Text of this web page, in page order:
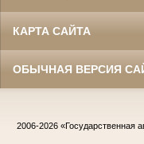
КАРТА САЙТА
ОБЫЧНАЯ ВЕРСИЯ
2006-2026 «Государственная